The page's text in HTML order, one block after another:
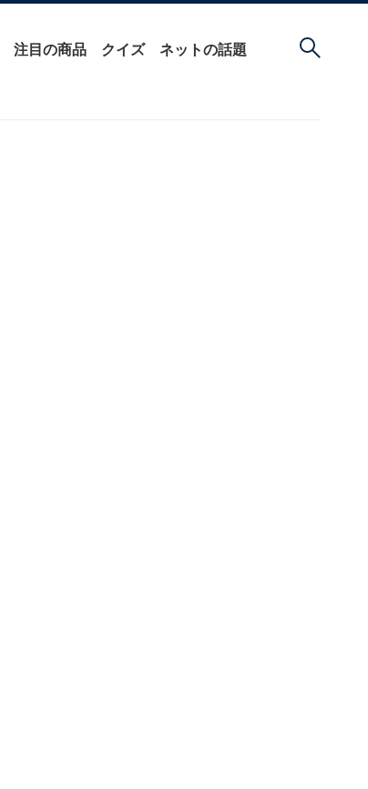
注目の商品 クイズ ネットの話題